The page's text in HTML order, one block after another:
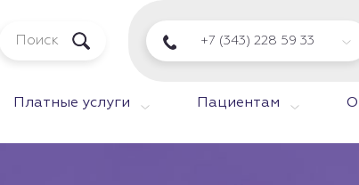
+7 (343) 228 59 33
Платные услуги Пациентам О